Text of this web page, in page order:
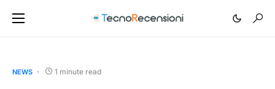
NEWS 1 minute read